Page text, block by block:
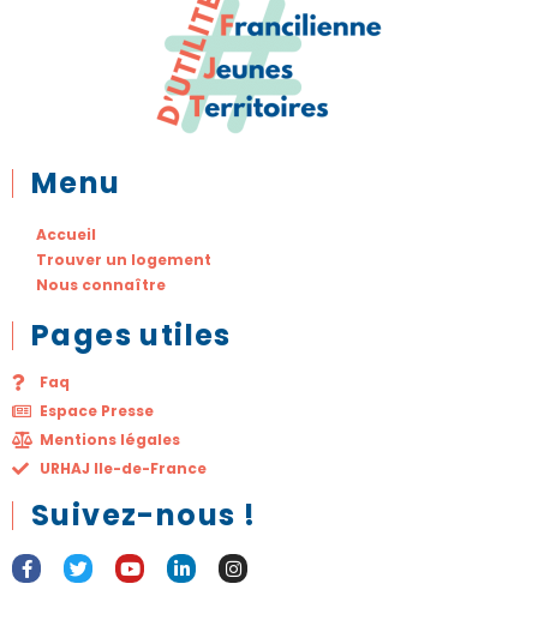
Menu
Accueil
Trouver un logement
Nous connaître
Pages utiles
Faq
Espace Presse
Mentions légales
URHAJ Ile-de-France
Suivez-nous !